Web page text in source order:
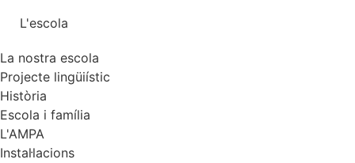
L'escola
La nostra escola
Projecte lingüiístic
Història
Escola i família
L'AMPA
Instal·lacions